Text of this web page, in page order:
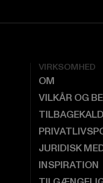
VIRKSOMHED
OM
VILKÅR OG
JURIDISK
INSPIRATION